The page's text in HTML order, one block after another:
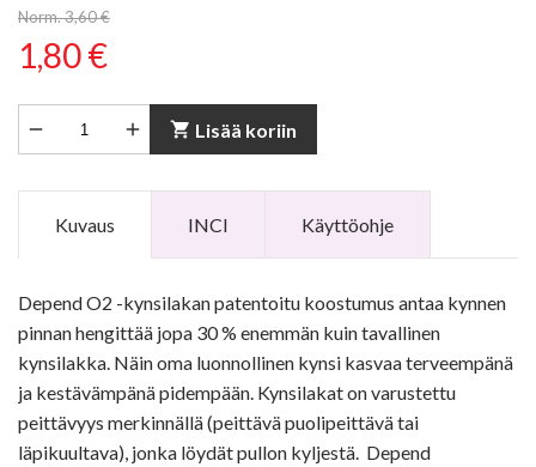
Norm. 3,60 €
1,80 €
  shopping_cart Lisää koriin
Kuvaus INCI Käyttöohje
Depend O2 -kynsilakan patentoitu koostumus antaa kynnen
pinnan hengittää jopa 30 % enemmän kuin tavallinen
kynsilakka. Näin oma luonnollinen kynsi kasvaa terveempänä
ja kestävämpänä pidempään. Kynsilakat on varustettu
peittävyys merkinnällä (peittävä puolipeittävä tai
läpikuultava), jonka löydät pullon kyljestä. Depend